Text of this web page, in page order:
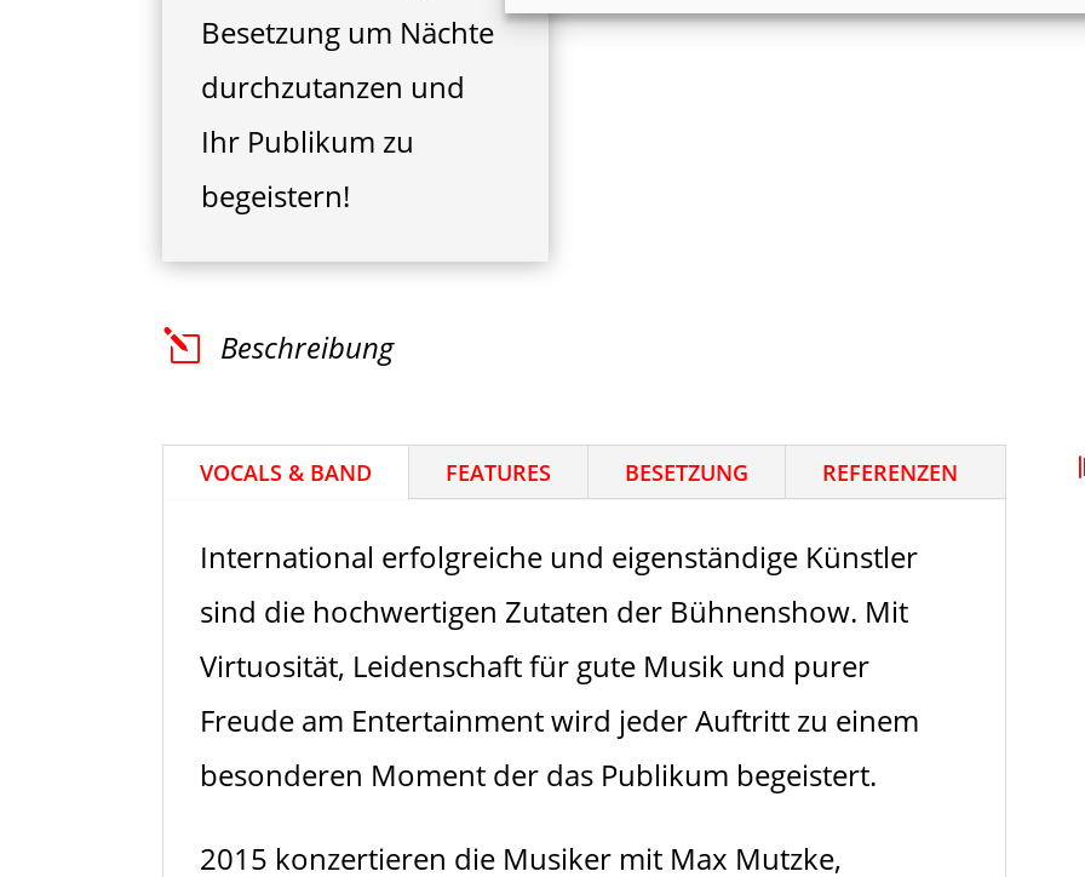
Besetzung um Nächte
durchzutanzen und
Ihr Publikum zu
begeistern!
l Beschreibung
VOCALS & BAND FEATURES BESETZUNG REFERENZEN
International erfolgreiche und eigenständige Künstler
sind die hochwertigen Zutaten der Bühnenshow. Mit
Virtuosität, Leidenschaft für gute Musik und purer
Freude am Entertainment wird jeder Auftritt zu einem
besonderen Moment der das Publikum begeistert.
2015 konzertieren die Musiker mit Max Mutzke,